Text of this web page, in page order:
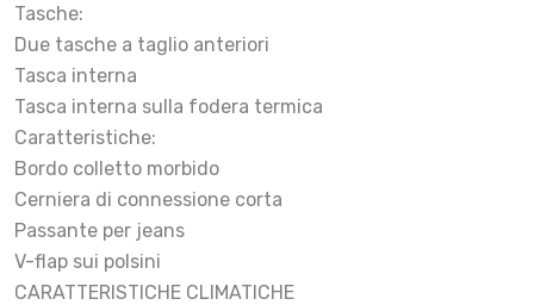
Tasche:
Due tasche a taglio anteriori
Tasca interna
Tasca interna sulla fodera termica
Caratteristiche:
Bordo colletto morbido
Cerniera di connessione corta
Passante per jeans
V-flap sui polsini
CARATTERISTICHE CLIMATICHE